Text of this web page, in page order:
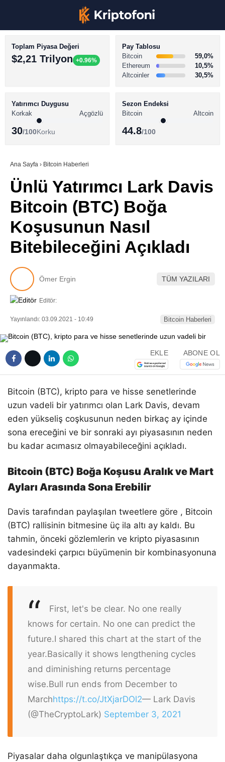
Youtube
TikTok
BİTCOİN HABERLERİ
ALTCOİN HABERLERİ
SÖZLÜK
Toplam Piyasa Değeri
$2,21 Trilyon +0.96%
Pay Tablosu
Bitcoin
59,0%
Ethereum
10,5%
Altcoinler
30,5%
Yatırımcı Duygusu
Korkak
Açgözlü
30/100Korku
Sezon Endeksi
Bitcoin
Altcoin
44.8/100
Ana Sayfa › Bitcoin Haberleri
Ünlü Yatırımcı Lark Davis
Bitcoin (BTC) Boğa
Koşusunun Nasıl
Bitebileceğini Açıkladı
Ömer Ergin TÜM YAZILARI
Editör:
Yayınlandı: 03.09.2021 - 10:49 Bitcoin Haberleri
EKLE ABONE OL
Bitcoin (BTC), kripto para ve hisse senetlerinde
uzun vadeli bir yatırımcı olan Lark Davis, devam
eden yükseliş coşkusunun neden birkaç ay içinde
sona ereceğini ve bir sonraki ayı piyasasının neden
bu kadar acımasız olmayabileceğini açıkladı.
Bitcoin (BTC) Boğa Koşusu Aralık ve Mart
Ayları Arasında Sona Erebilir
Davis tarafından paylaşılan tweetlere göre , Bitcoin
(BTC) rallisinin bitmesine üç ila altı ay kaldı. Bu
tahmin, önceki gözlemlerin ve kripto piyasasının
vadesindeki çarpıcı büyümenin bir kombinasyonuna
dayanmakta.
First, let's be clear. No one really
knows for certain. No one can predict the
future.I shared this chart at the start of the
year.Basically it shows lengthening cycles
and diminishing returns percentage
wise.Bull run ends from December to
Marchhttps://t.co/JtXjarDOl2— Lark Davis
(@TheCryptoLark) September 3, 2021
Piyasalar daha olgunlaştıkça ve manipülasyona